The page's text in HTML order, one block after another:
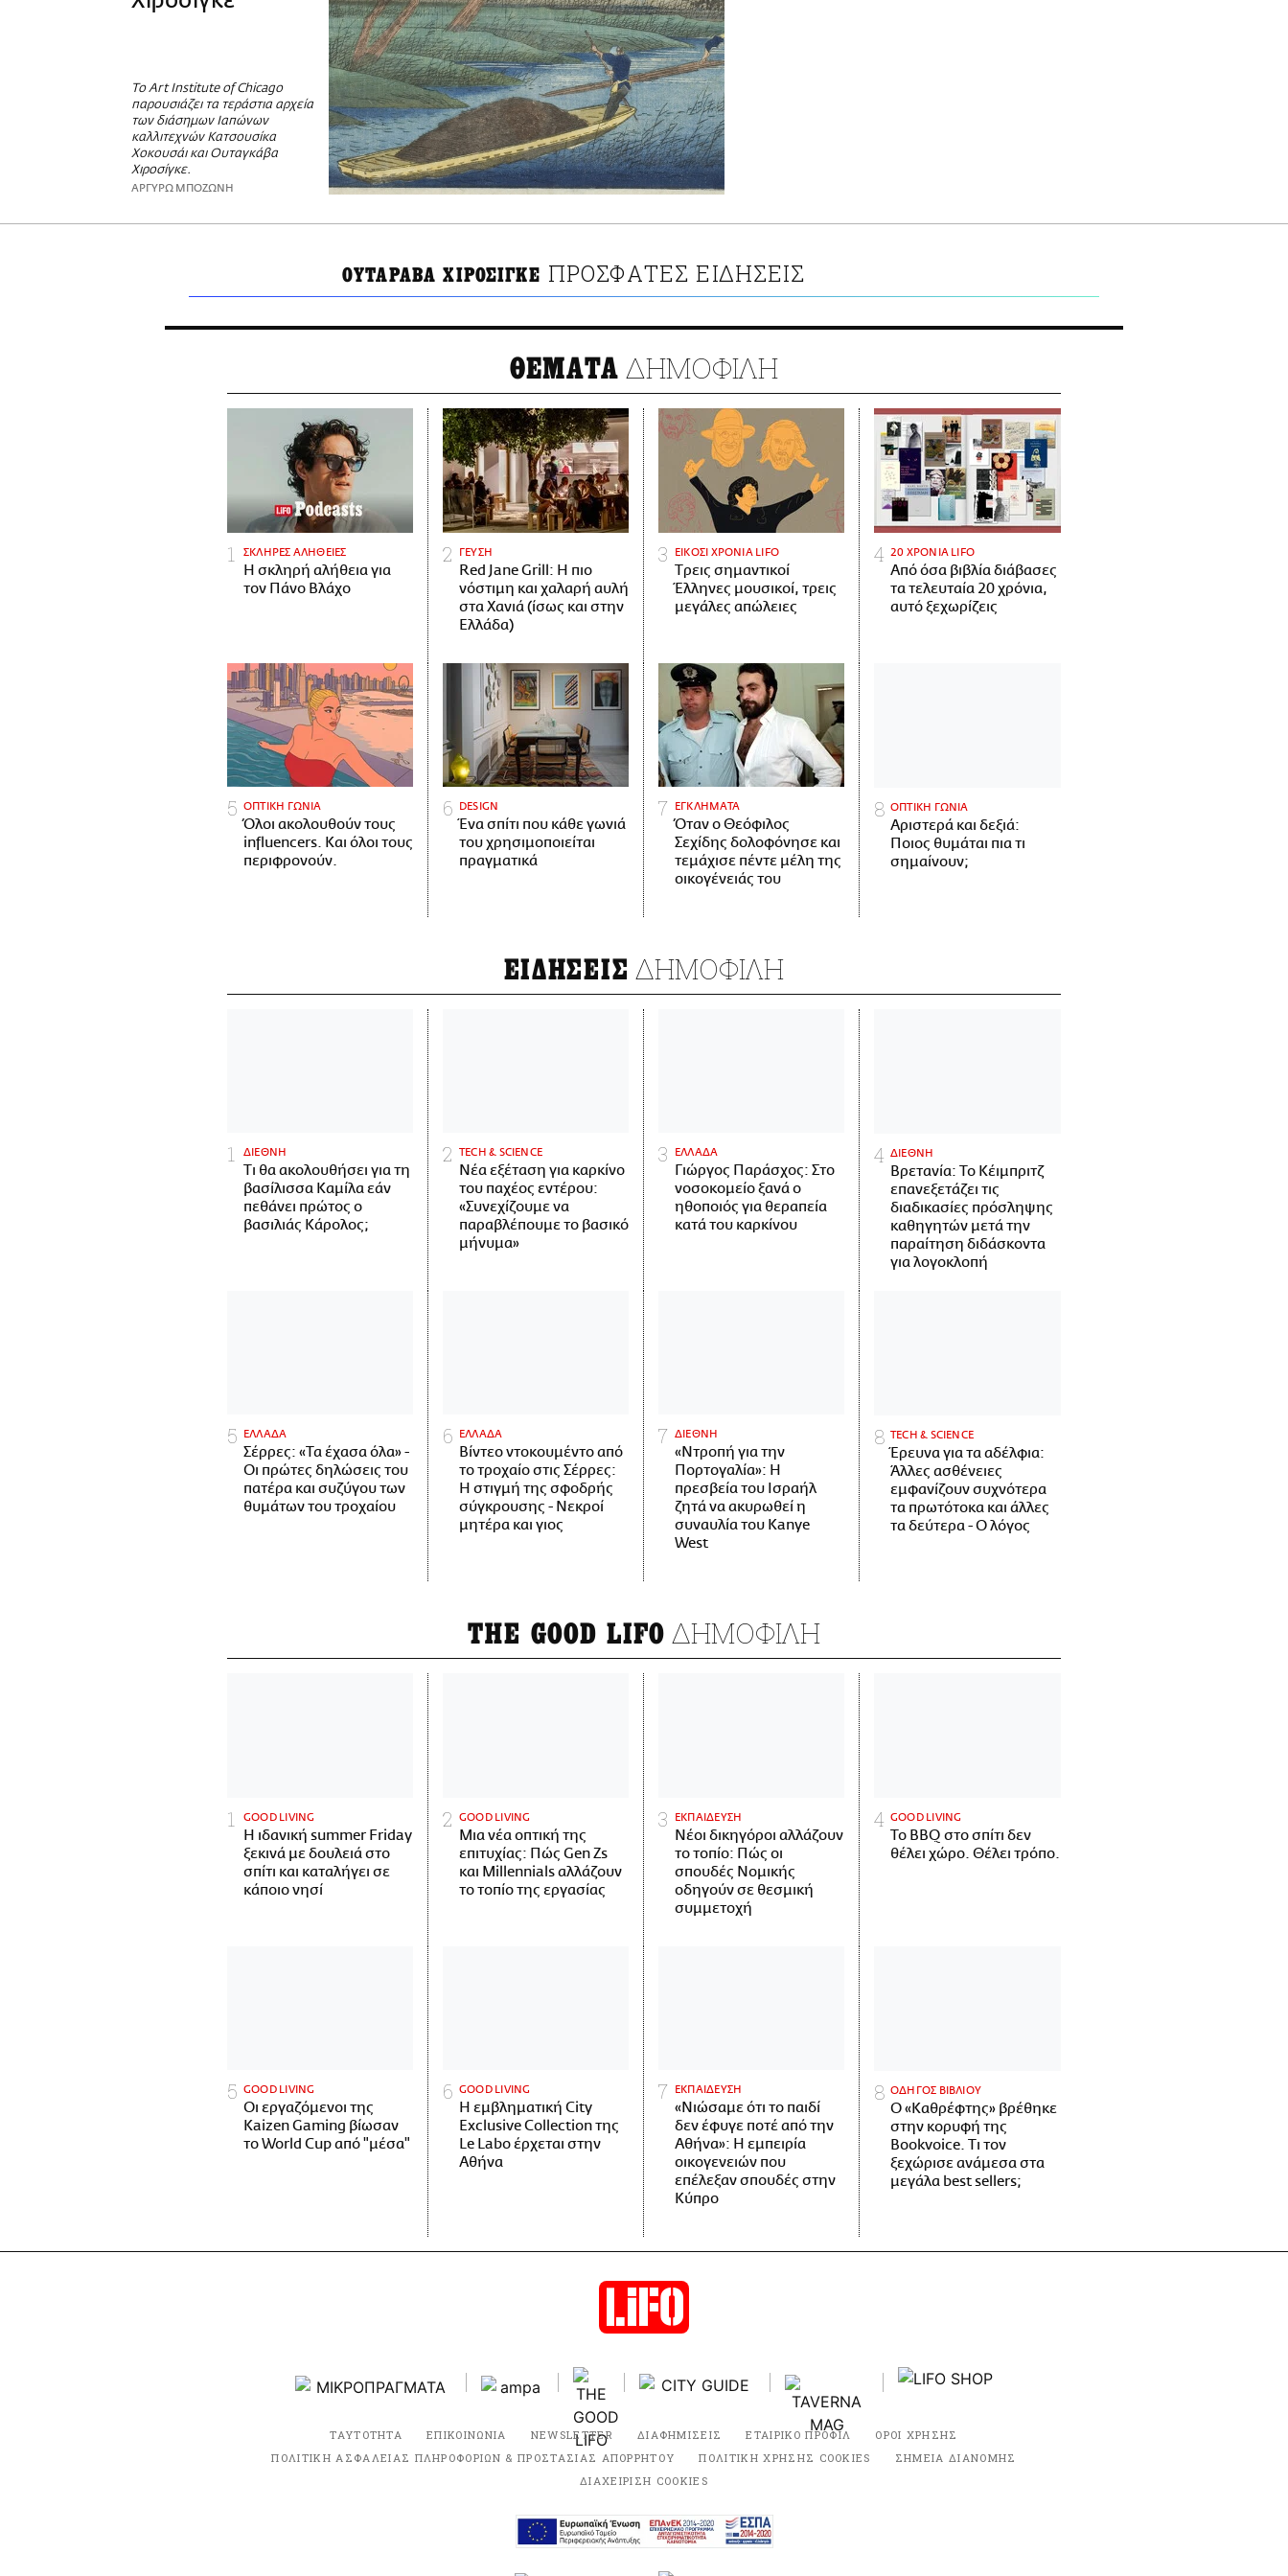
Το Art Institute of Chicago
παρουσιάζει τα τεράστια αρχεία
των διάσημων Ιαπώνων
καλλιτεχνών Κατσουσίκα
Χοκουσάι και Ουταγκάβα
Χιροσίγκε.
ΑΡΓΥΡΩ ΜΠΟΖΩΝΗ
ΟΥΤΑΡΑΒΑ ΧΙΡΟΣΙΓΚΕ ΠΡΟΣΦΑΤΕΣ ΕΙΔΗΣΕΙΣ
ΘΕΜΑΤΑ ΔΗΜΟΦΙΛΗ
ΣΚΛΗΡΕΣ ΑΛΗΘΕΙΕΣ
H σκληρή αλήθεια για
τον Πάνο Βλάχο
ΓΕΥΣΗ
Red Jane Grill: Η πιο
νόστιμη και χαλαρή αυλή
στα Χανιά (ίσως και στην
Ελλάδα)
ΕΙΚΟΣΙ ΧΡΟΝΙΑ LIFO
Tρεις σημαντικοί
Έλληνες μουσικοί, τρεις
μεγάλες απώλειες
20 ΧΡΟΝΙΑ LIFO
Από όσα βιβλία διάβασες
τα τελευταία 20 χρόνια,
αυτό ξεχωρίζεις
ΟΠΤΙΚΗ ΓΩΝΙΑ
Όλοι ακολουθούν τους
influencers. Και όλοι τους
περιφρονούν.
DESIGN
Ένα σπίτι που κάθε γωνιά
του χρησιμοποιείται
πραγματικά
ΕΓΚΛΗΜΑΤΑ
Όταν ο Θεόφιλος
Σεχίδης δολοφόνησε και
τεμάχισε πέντε μέλη της
οικογένειάς του
ΟΠΤΙΚΗ ΓΩΝΙΑ
Αριστερά και δεξιά:
Ποιος θυμάται πια τι
σημαίνουν;
ΕΙΔΗΣΕΙΣ ΔΗΜΟΦΙΛΗ
ΔΙΕΘΝΗ
Τι θα ακολουθήσει για τη
βασίλισσα Καμίλα εάν
πεθάνει πρώτος ο
βασιλιάς Κάρολος;
ΤECH & SCIENCE
Νέα εξέταση για καρκίνο
του παχέος εντέρου:
«Συνεχίζουμε να
παραβλέπουμε το βασικό
μήνυμα»
ΕΛΛΑΔΑ
Γιώργος Παράσχος: Στο
νοσοκομείο ξανά ο
ηθοποιός για θεραπεία
κατά του καρκίνου
ΔΙΕΘΝΗ
Βρετανία: Το Κέιμπριτζ
επανεξετάζει τις
διαδικασίες πρόσληψης
καθηγητών μετά την
παραίτηση διδάσκοντα
για λογοκλοπή
ΕΛΛΑΔΑ
Σέρρες: «Τα έχασα όλα» -
Οι πρώτες δηλώσεις του
πατέρα και συζύγου των
θυμάτων του τροχαίου
ΕΛΛΑΔΑ
Βίντεο ντοκουμέντο από
το τροχαίο στις Σέρρες:
Η στιγμή της σφοδρής
σύγκρουσης - Νεκροί
μητέρα και γιος
ΔΙΕΘΝΗ
«Ντροπή για την
Πορτογαλία»: Η
πρεσβεία του Ισραήλ
ζητά να ακυρωθεί η
συναυλία του Kanye
West
ΤECH & SCIENCE
Έρευνα για τα αδέλφια:
Άλλες ασθένειες
εμφανίζουν συχνότερα
τα πρωτότοκα και άλλες
τα δεύτερα - Ο λόγος
THE GOOD LIFO ΔΗΜΟΦΙΛΗ
GOOD LIVING
Η ιδανική summer Friday
ξεκινά με δουλειά στο
σπίτι και καταλήγει σε
κάποιο νησί
GOOD LIVING
Μια νέα οπτική της
επιτυχίας: Πώς Gen Zs
και Millennials αλλάζουν
το τοπίο της εργασίας
ΕΚΠΑΙΔΕΥΣΗ
Νέοι δικηγόροι αλλάζουν
το τοπίο: Πώς οι
σπουδές Νομικής
οδηγούν σε θεσμική
συμμετοχή
GOOD LIVING
Το BBQ στο σπίτι δεν
θέλει χώρο. Θέλει τρόπο.
GOOD LIVING
Οι εργαζόμενοι της
Kaizen Gaming βίωσαν
το World Cup από "μέσα"
GOOD LIVING
Η εμβληματική City
Exclusive Collection της
Le Labo έρχεται στην
Αθήνα
ΕΚΠΑΙΔΕΥΣΗ
«Νιώσαμε ότι το παιδί
δεν έφυγε ποτέ από την
Αθήνα»: Η εμπειρία
οικογενειών που
επέλεξαν σπουδές στην
Κύπρο
ΟΔΗΓΟΣ ΒΙΒΛΙΟΥ
Ο «Καθρέφτης» βρέθηκε
στην κορυφή της
Bookvoice. Τι τον
ξεχώρισε ανάμεσα στα
μεγάλα best sellers;
ΤΑΥΤΟΤΗΤΑ ΕΠΙΚΟΙΝΩΝΙΑ NEWSLETTER ΔΙΑΦΗΜΙΣΕΙΣ ΕΤΑΙΡΙΚΟ ΠΡΟΦΙΛ
ΟΡΟΙ ΧΡΗΣΗΣ
ΠΟΛΙΤΙΚΗ ΑΣΦΑΛΕΙΑΣ ΠΛΗΡΟΦΟΡΙΩΝ & ΠΡΟΣΤΑΣΙΑΣ ΑΠΟΡΡΗΤΟΥ
ΠΟΛΙΤΙΚΗ ΧΡΗΣΗΣ COOKIES
ΣΗΜΕΙΑ ΔΙΑΝΟΜΗΣ
ΔΙΑΧΕΙΡΙΣΗ COOKIES